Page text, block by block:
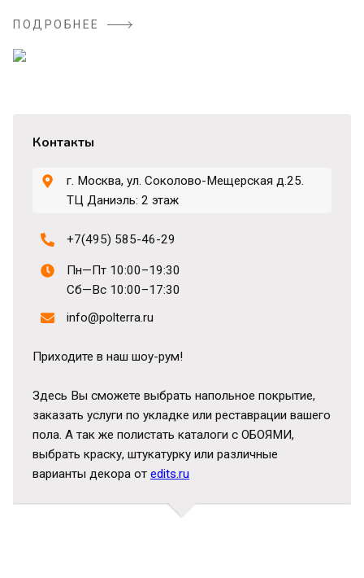
ПОДРОБНЕЕ
Контакты
г. Москва, ул. Соколово-Мещерская д.25.
ТЦ Даниэль: 2 этаж
+7(495) 585-46-29
Пн—Пт 10:00–19:30
Сб—Вс 10:00–17:30
info@polterra.ru
Приходите в наш шоу-рум!
Здесь Вы сможете выбрать напольное покрытие,
заказать услуги по укладке или реставрации вашего
пола. А так же полистать каталоги с ОБОЯМИ,
выбрать краску, штукатурку или различные
варианты декора от edits.ru